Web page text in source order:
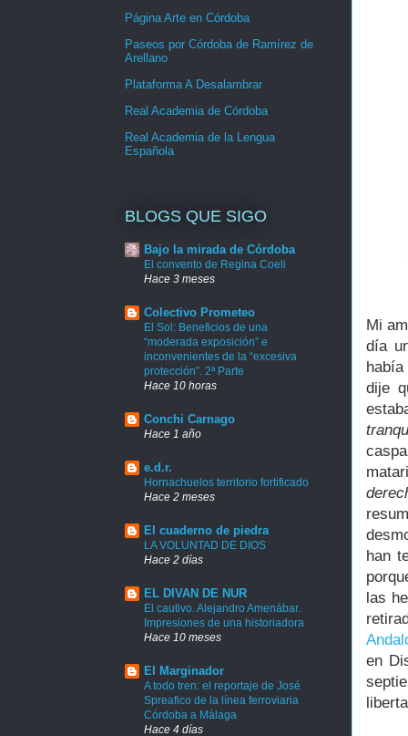
Mi
día
dije
han
las
en
Página Arte en Córdoba
Paseos por Córdoba de Ramírez de
Arellano
Plataforma A Desalambrar
Real Academia de Córdoba
Real Academia de la Lengua
Española
BLOGS QUE SIGO
Bajo la mirada de Córdoba
El convento de Regina Coeli
Hace 3 meses
Colectivo Prometeo
El Sol: Beneficios de una
“moderada exposición” e
inconvenientes de la “excesiva
protección”. 2ª Parte
Hace 10 horas
Conchi Carnago
Hace 1 año
e.d.r.
Hornachuelos territorio fortificado
Hace 2 meses
El cuaderno de piedra
LA VOLUNTAD DE DIOS
Hace 2 días
EL DIVAN DE NUR
El cautivo. Alejandro Amenábar.
Impresiones de una historiadora
Hace 10 meses
El Marginador
A todo tren: el reportaje de José
Spreafico de la línea ferroviaria
Córdoba a Málaga
Hace 4 días